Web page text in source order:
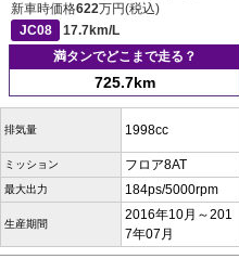
新車時価格622万円(税込)
JC08
17.7km/L
満タンでどこまで走る？
725.7km
排気量 1998cc
ミッション フロア8AT
最大出力 184ps/5000rpm
生産期間
2016年10月～201
7年07月